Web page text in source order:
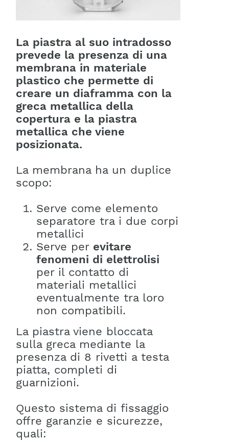
La piastra al suo intradosso
prevede la presenza di una
membrana in materiale
plastico che permette di
creare un diaframma con la
greca metallica della
copertura e la piastra
metallica che viene
posizionata.
La membrana ha un duplice
scopo:
Serve come elemento
separatore tra i due corpi
metallici
Serve per evitare
fenomeni di elettrolisi
per il contatto di
materiali metallici
eventualmente tra loro
non compatibili.
La piastra viene bloccata
sulla greca mediante la
presenza di 8 rivetti a testa
piatta, completi di
guarnizioni.
Questo sistema di fissaggio
offre garanzie e sicurezze,
quali: